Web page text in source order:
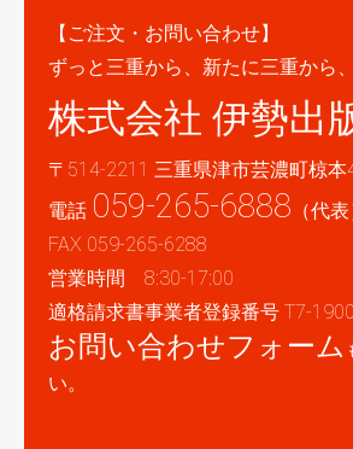
【ご注文・お問い合わせ】
ずっと三重から、新たに三重から、
株式会社 伊勢出
〒514-2211 三重県津市芸濃町椋本
電話 059-265-6888 （代表
FAX 059-265-6288
営業時間 8:30-17:00
適格請求書事業者登録番号 T7-
お問い合わせフォーム
い。